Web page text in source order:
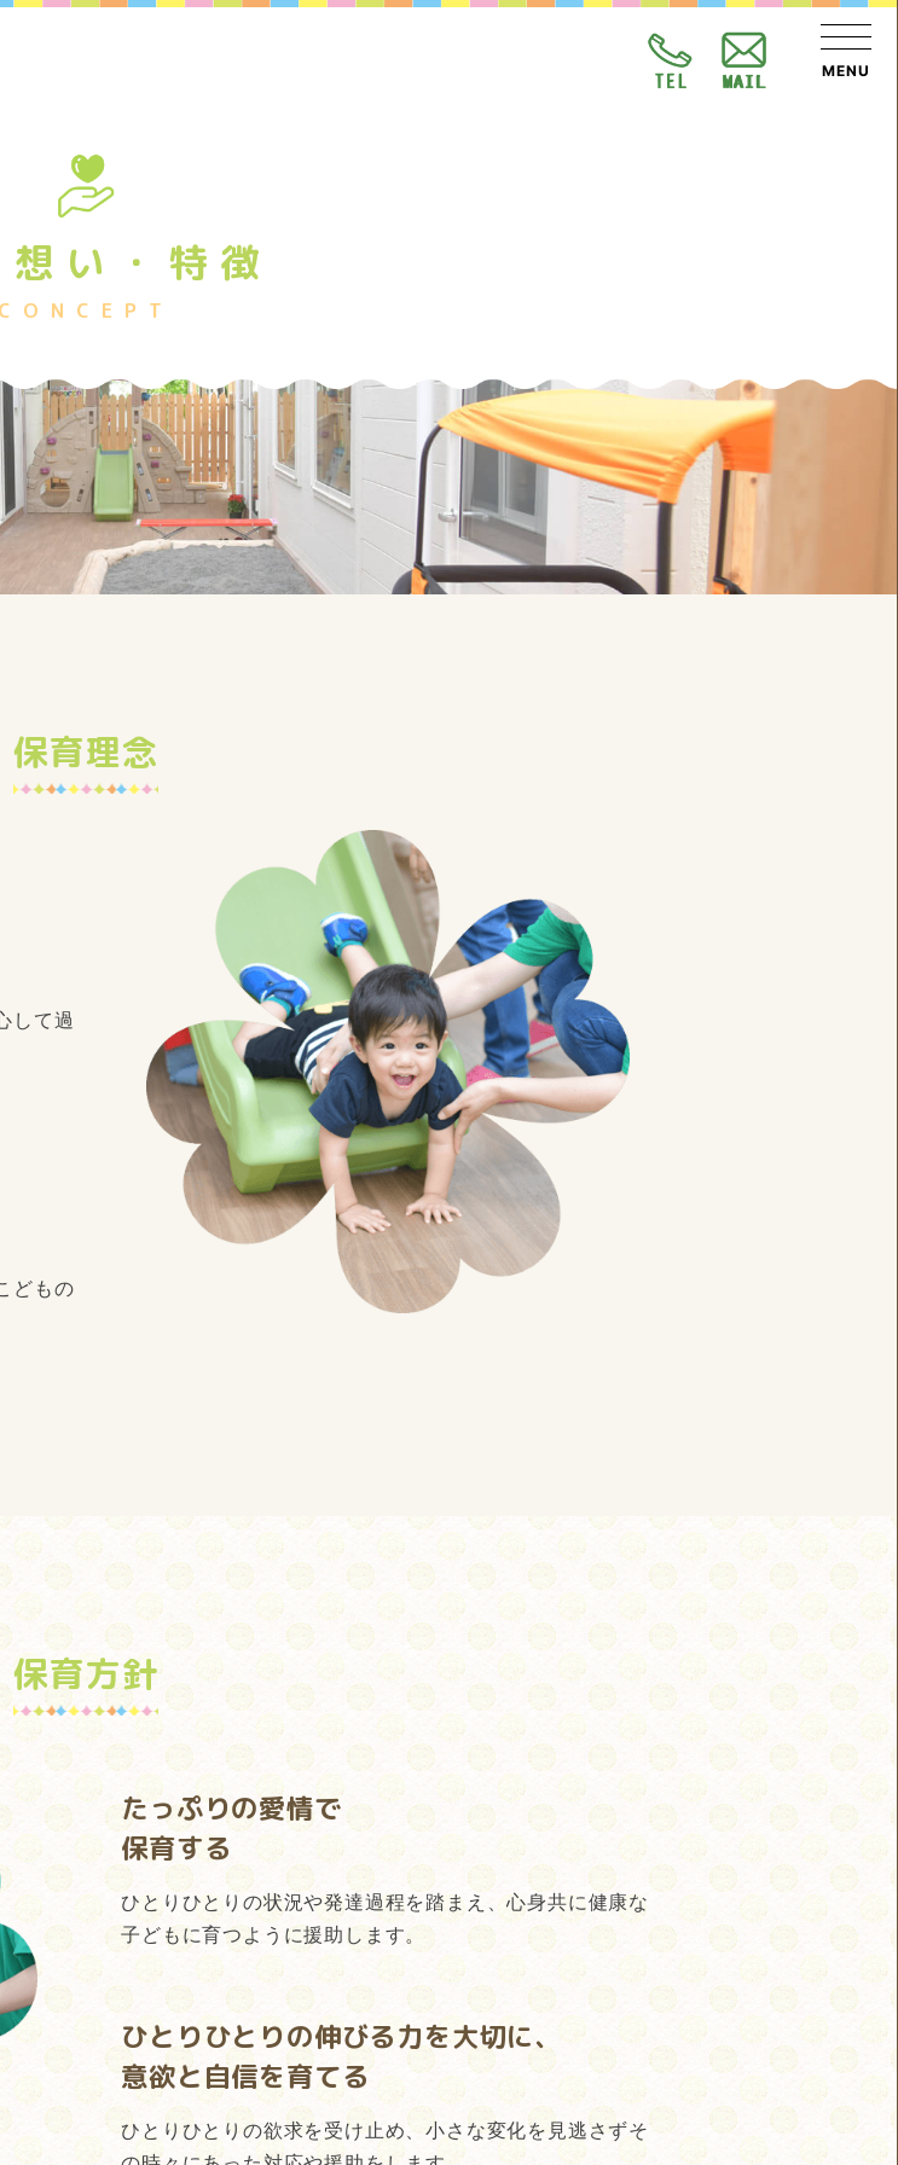
想 い ・ 特 徴
CONCEPT
保育理念
して過
どもの
保育方針
たっぷりの愛情で
保育する
ひとりひとりの状況や発達過程を踏まえ、心身共に健康な
子どもに育つように援助します。
ひとりひとりの伸びる力を大切に、
意欲と自信を育てる
ひとりひとりの欲求を受け止め、小さな変化を見逃さずそ